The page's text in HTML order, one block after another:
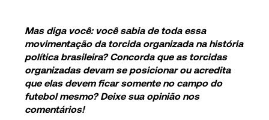
Mas diga você: você sabia de toda essa
movimentação da torcida organizada na história
política brasileira? Concorda que as torcidas
organizadas devam se posicionar ou acredita
que elas devem ficar somente no campo do
futebol mesmo? Deixe sua opinião nos
comentários!